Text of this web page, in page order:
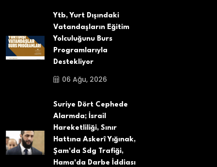
Ytb, Yurt Dışındaki
Vatandaşların Eğitim
Yolculuğunu Burs
Programlarıyla
Destekliyor
06 Ağu, 2026
Suriye Dört Cephede
Alarmda; İsrail
Hareketliliği, Sınır
Hattına Askerî Yığınak,
Şam'da Sdg Trafiği,
Hama'da Darbe İddiası